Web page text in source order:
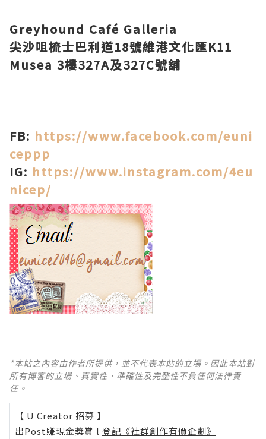
Greyhound Café Galleria
尖沙咀梳士巴利道18號維港文化匯K11
Musea 3樓327A及327C號舖
FB: https://www.facebook.com/euni
ceppp
IG: https://www.instagram.com/4eu
nicep/
*本站之內容由作者所提供，並不代表本站的立場。因此本站對
所有博客的立場、真實性、準確性及完整性不負任何法律責
任。
【 U Creator 招募 】
出Post賺現金獎賞 l 登記《社群創作有價企劃》